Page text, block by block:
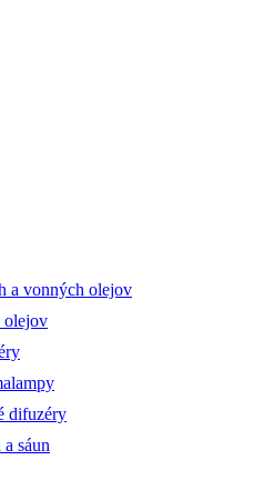
a vonných olejov
olejov
difuzéry
sáun